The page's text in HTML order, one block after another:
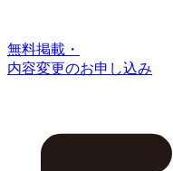
無料掲載・
内容変更のお申し込み